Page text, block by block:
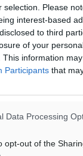
selection. Please
interest-based
to third
of your
This information
Participants that
Data Processing
opt-out of the
#Δικαιοσύνη
αναζήτησης